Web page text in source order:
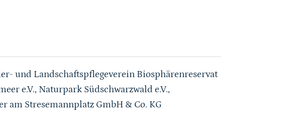
und Landschaftspflegeverein Biosphärenreservat
e.V., Naturpark Südschwarzwald e.V.,
am Stresemannplatz GmbH & Co. KG